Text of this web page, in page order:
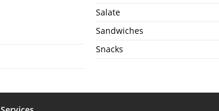
Salate
Sandwiches
Snacks